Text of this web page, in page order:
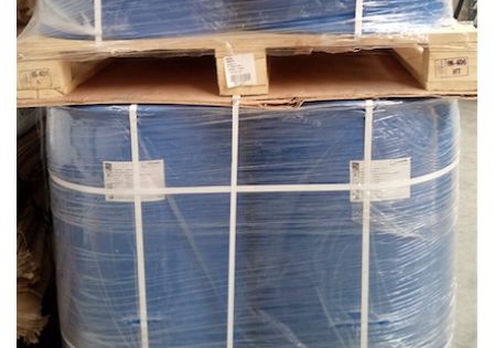
INICIO
¿QUIENES SOMOS?
PRODUCTOS
CONTACTO